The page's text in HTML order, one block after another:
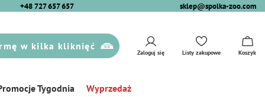
+48 727 657 657 sklep@spolka-zoo.com
w kilka kliknięć
Zaloguj się Listy zakupowe Koszyk
Tygodnia Wyprzedaż